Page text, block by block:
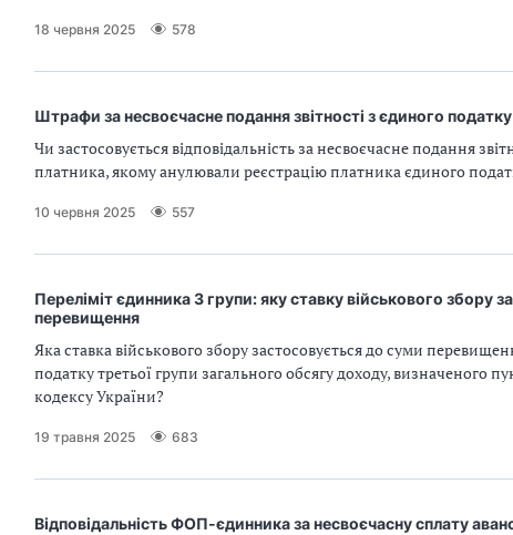
18 червня 2025 578
Штрафи за несвоєчасне подання звітності з єдиного податку
Чи застосовується відповідальність за несвоєчасне подання
платника, якому анулювали реєстрацію платника єдиного
10 червня 2025 557
Переліміт єдинника 3 групи: яку ставку військового збору
перевищення
Яка ставка військового збору застосовується до суми
податку третьої групи загального обсягу доходу, визначеного
кодексу України?
19 травня 2025 683
Відповідальність ФОП-єдинника за несвоєчасну сплату